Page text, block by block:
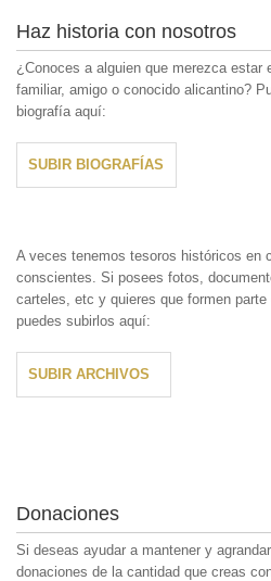
Haz historia con nosotros
¿Conoces a alguien que merezca estar
familiar, amigo o conocido alicantino?
biografía aquí:
SUBIR BIOGRAFÍAS
A veces tenemos tesoros históricos en
conscientes. Si posees fotos,
carteles, etc y quieres que formen
puedes subirlos aquí:
SUBIR ARCHIVOS
Donaciones
Si deseas ayudar a mantener y
donaciones de la cantidad que creas